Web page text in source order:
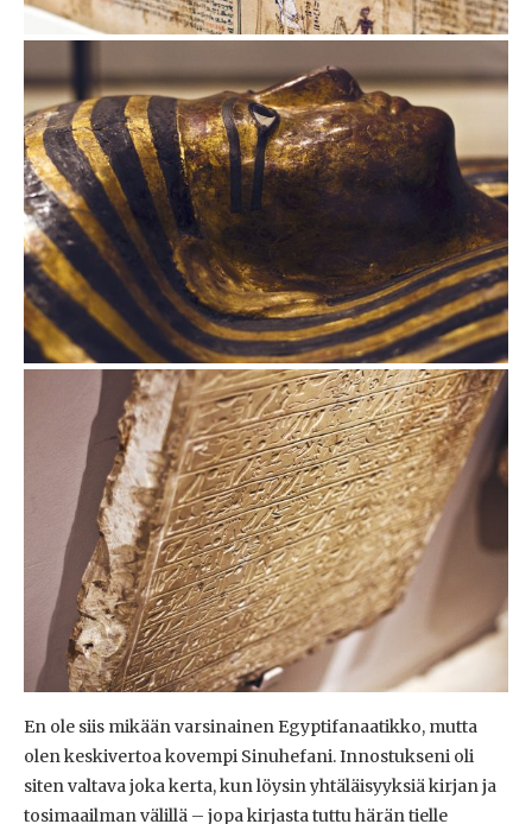
En ole siis mikään varsinainen Egyptifanaatikko, mutta
olen keskivertoa kovempi Sinuhefani. Innostukseni oli
siten valtava joka kerta, kun löysin yhtäläisyyksiä kirjan ja
tosimaailman välillä – jopa kirjasta tuttu härän tielle